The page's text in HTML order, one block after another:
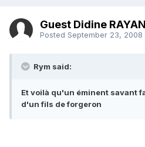
Guest Didine RAYAN
Posted September 23, 2008
Rym said:
Et voilà qu'un éminent savant
d'un fils de forgeron